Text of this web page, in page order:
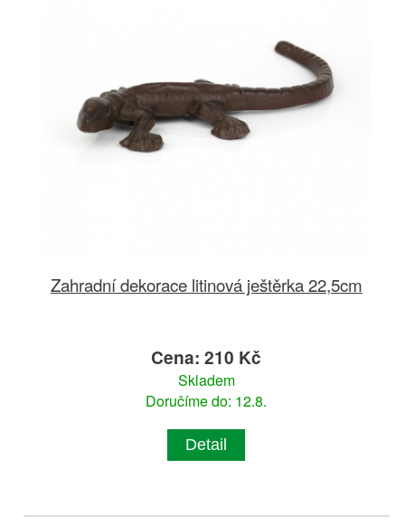
Zahradní dekorace litinová ještěrka 22,5cm
Cena: 210 Kč
Skladem
Doručíme do: 12.8.
Detail